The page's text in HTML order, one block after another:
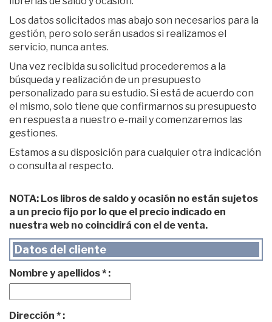
Los datos solicitados mas abajo son necesarios para la
gestión, pero solo serán usados si realizamos el
servicio, nunca antes.
Una vez recibida su solicitud procederemos a la
búsqueda y realización de un presupuesto
personalizado para su estudio. Si está de acuerdo con
el mismo, solo tiene que confirmarnos su presupuesto
en respuesta a nuestro e-mail y comenzaremos las
gestiones.
Estamos a su disposición para cualquier otra indicación
o consulta al respecto.
NOTA: Los libros de saldo y ocasión no están sujetos
a un precio fijo por lo que el precio indicado en
nuestra web no coincidirá con el de venta.
Datos del cliente
Nombre y apellidos * :
Dirección * :